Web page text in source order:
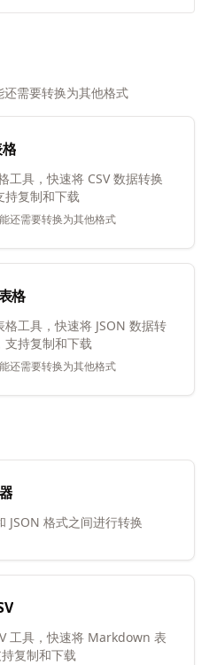
需要转换为其他格式
具，快速将 CSV 数据转换
复制和下载
还需要转换为其他格式
格
工具，快速将 JSON 数据转
持复制和下载
还需要转换为其他格式
JSON 格式之间进行转换
工具，快速将 Markdown 表
复制和下载